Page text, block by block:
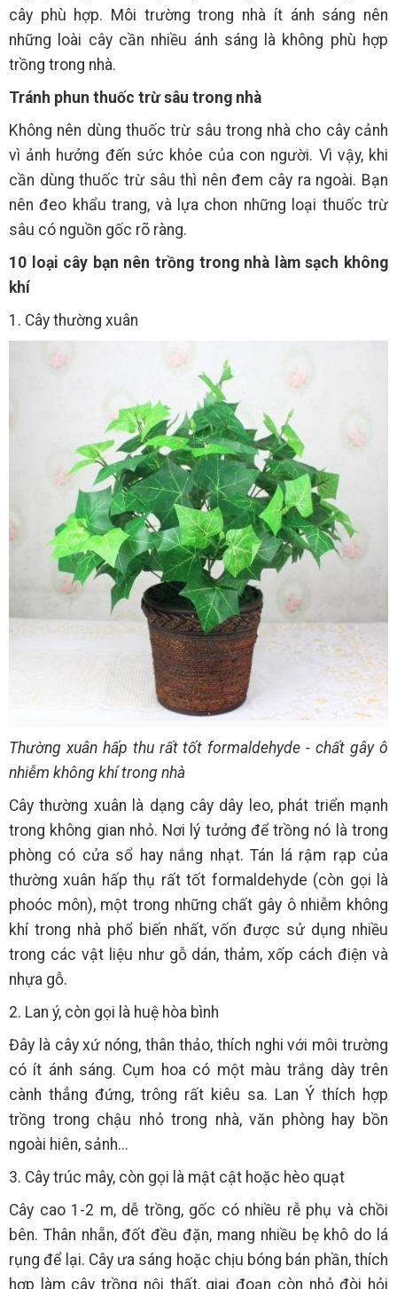
cây phù hợp. Môi trường trong nhà ít ánh sáng nên
những loài cây cần nhiều ánh sáng là không phù hợp
trồng trong nhà.
Tránh phun thuốc trừ sâu trong nhà
Không nên dùng thuốc trừ sâu trong nhà cho cây cảnh
vì ảnh hưởng đến sức khỏe của con người. Vì vậy, khi
cần dùng thuốc trừ sâu thì nên đem cây ra ngoài. Bạn
nên đeo khẩu trang, và lựa chon những loại thuốc trừ
sâu có nguồn gốc rõ ràng.
10 loại cây bạn nên trồng trong nhà làm sạch không
khí
1. Cây thường xuân
Thường xuân hấp thu rất tốt formaldehyde - chất gây ô
nhiễm không khí trong nhà
Cây thường xuân là dạng cây dây leo, phát triển mạnh
trong không gian nhỏ. Nơi lý tưởng để trồng nó là trong
phòng có cửa sổ hay nắng nhạt. Tán lá rậm rạp của
thường xuân hấp thụ rất tốt formaldehyde (còn gọi là
phoóc môn), một trong những chất gây ô nhiễm không
khí trong nhà phổ biến nhất, vốn được sử dụng nhiều
trong các vật liệu như gỗ dán, thảm, xốp cách điện và
nhựa gỗ.
2. Lan ý, còn gọi là huệ hòa bình
Đây là cây xứ nóng, thân thảo, thích nghi với môi trường
có ít ánh sáng. Cụm hoa có một màu trắng dày trên
cành thẳng đứng, trông rất kiêu sa. Lan Ý thích hợp
trồng trong chậu nhỏ trong nhà, văn phòng hay bồn
ngoài hiên, sảnh...
3. Cây trúc mây, còn gọi là mật cật hoặc hèo quạt
Cây cao 1-2 m, dễ trồng, gốc có nhiều rễ phụ và chồi
bên. Thân nhẵn, đốt đều đặn, mang nhiều bẹ khô do lá
rụng để lại. Cây ưa sáng hoặc chịu bóng bán phần, thích
hợp làm cây trồng nội thất, giai đoạn còn nhỏ đòi hỏi